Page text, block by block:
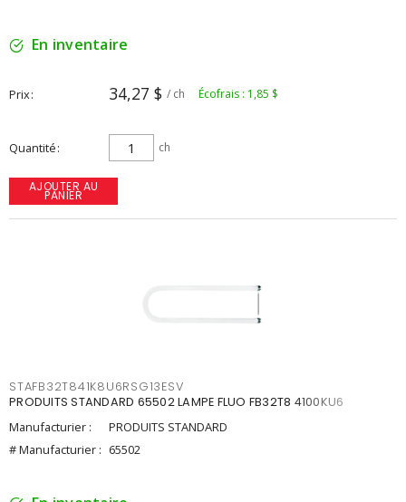
En inventaire
Prix 34,27 $ / ch Écofrais : 1,85 $
Quantité ch
AJOUTER AU
PANIER
STAFB32T841K8U6RSG13ESV
PRODUITS STANDARD 65502 LAMPE FLUO FB32T8 4100KU6
Manufacturier :
PRODUITS STANDARD
# Manufacturier : 65502